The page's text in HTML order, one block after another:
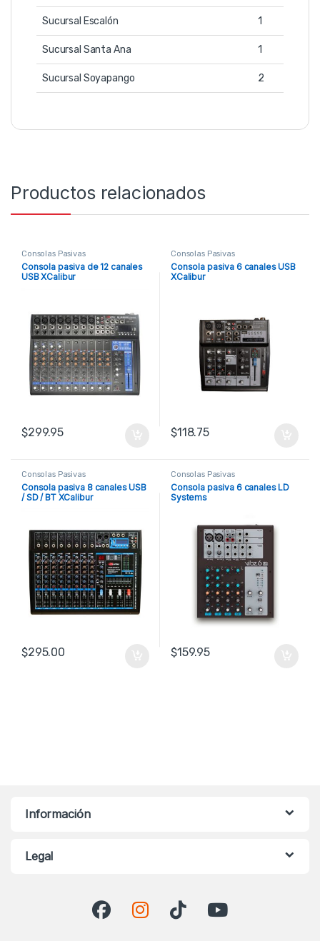
Sucursal Escalón 1
Sucursal Santa Ana 1
Sucursal Soyapango 2
Productos relacionados
Consolas Pasivas
Consola pasiva de 12 canales
USB XCalibur
$299.95
Consolas Pasivas
Consola pasiva 6 canales USB
XCalibur
$118.75
Consolas Pasivas
Consola pasiva 8 canales USB
/ SD / BT XCalibur
$295.00
Consolas Pasivas
Consola pasiva 6 canales LD
Systems
$159.95
Información
Legal